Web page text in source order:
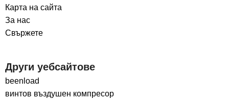
Карта на сайта
За нас
Свържете
Други уебсайтове
beenload
винтов въздушен компресор